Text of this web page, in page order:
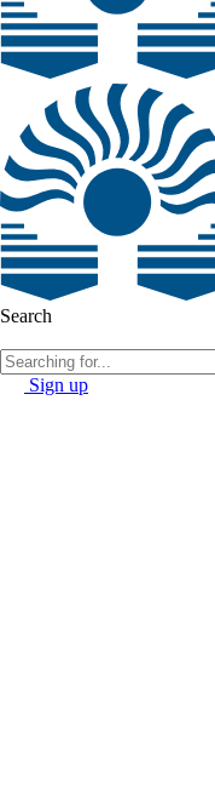
Search
Sign up